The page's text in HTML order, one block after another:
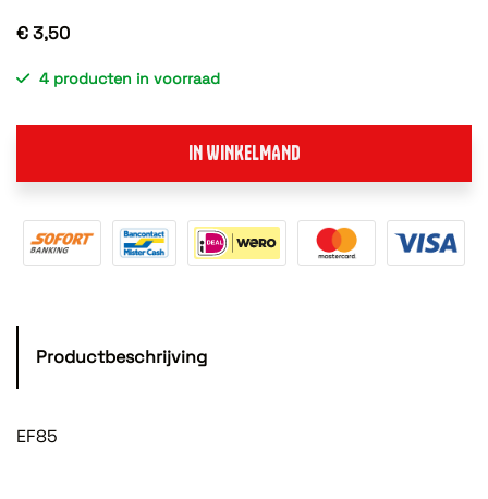
€ 3,50
4 producten in voorraad
IN WINKELMAND
Productbeschrijving
EF85